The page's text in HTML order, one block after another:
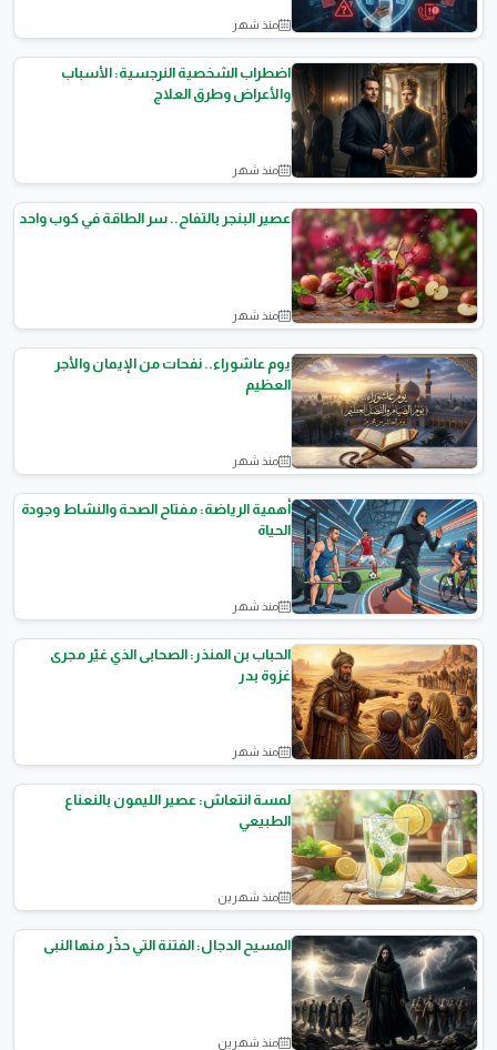
مقالات تقنية
منذ شهر
الصحة النفسية
اضطراب الشخصية النرجسية: الأسباب
والأعراض وطرق العلاج
منذ شهر
التغذية الصحية
عصير البنجر بالتفاح.. سر الطاقة في كوب واحد
منذ شهر
مقالات اسلامية
يوم عاشوراء.. نفحات من الإيمان والأجر
العظيم
منذ شهر
الصحه العامة
أهمية الرياضة: مفتاح الصحة والنشاط وجودة
الحياة
منذ شهر
قصص اسلامية
الحباب بن المنذر: الصحابى الذي غيّر مجرى
غزوة بدر
منذ شهر
التغذية الصحية
لمسة انتعاش: عصير الليمون بالنعناع
الطبيعي
منذ شهرين
المسيح الدجال: الفتنة التي حذّر منها النبى
منذ شهرين